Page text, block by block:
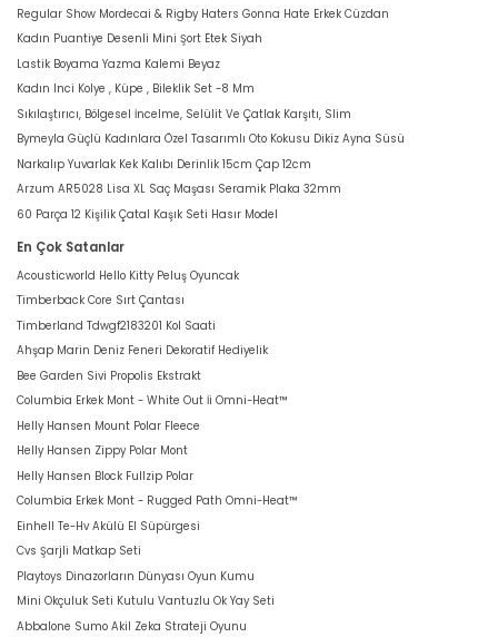
Regular Show Mordecai & Rigby Haters Gonna Hate Erkek Cüzdan
Kadın Puantiye Desenli Mini Şort Etek Siyah
Lastik Boyama Yazma Kalemi Beyaz
Kadın Inci Kolye , Küpe , Bileklik Set -8 Mm
Sıkılaştırıcı, Bölgesel İncelme, Selülit Ve Çatlak Karşıtı, Slim
Bymeyla Güçlü Kadınlara Özel Tasarımlı Oto Kokusu Dikiz Ayna Süsü
Narkalıp Yuvarlak Kek Kalıbı Derinlik 15cm Çap 12cm
Arzum AR5028 Lisa XL Saç Maşası Seramik Plaka 32mm
60 Parça 12 Kişilik Çatal Kaşık Seti Hasır Model
En Çok Satanlar
Acousticworld Hello Kitty Peluş Oyuncak
Timberback Core Sırt Çantası
Timberland Tdwgf2183201 Kol Saati
Ahşap Marin Deniz Feneri Dekoratif Hediyelik
Bee Garden Sivi Propolis Ekstrakt
Columbia Erkek Mont - White Out İi Omni-Heat™
Helly Hansen Mount Polar Fleece
Helly Hansen Zippy Polar Mont
Helly Hansen Block Fullzip Polar
Columbia Erkek Mont - Rugged Path Omni-Heat™
Einhell Te-Hv Akülü El Süpürgesi
Cvs Şarjli Matkap Seti
Playtoys Dinazorların Dünyası Oyun Kumu
Mini Okçuluk Seti Kutulu Vantuzlu Ok Yay Seti
Abbalone Sumo Akil Zeka Strateji Oyunu